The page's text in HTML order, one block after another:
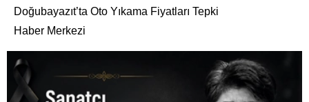
Doğubayazıt’ta Oto Yıkama Fiyatları Tepki
Haber Merkezi